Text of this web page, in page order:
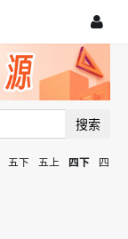
搜索
五下 五上 四下
四